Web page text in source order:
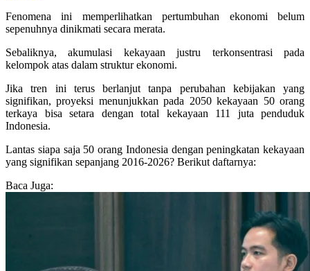
Fenomena ini memperlihatkan pertumbuhan ekonomi belum
sepenuhnya dinikmati secara merata.
Sebaliknya, akumulasi kekayaan justru terkonsentrasi pada
kelompok atas dalam struktur ekonomi.
Jika tren ini terus berlanjut tanpa perubahan kebijakan yang
signifikan, proyeksi menunjukkan pada 2050 kekayaan 50 orang
terkaya bisa setara dengan total kekayaan 111 juta penduduk
Indonesia.
Lantas siapa saja 50 orang Indonesia dengan peningkatan kekayaan
yang signifikan sepanjang 2016-2026? Berikut daftarnya:
Baca Juga: